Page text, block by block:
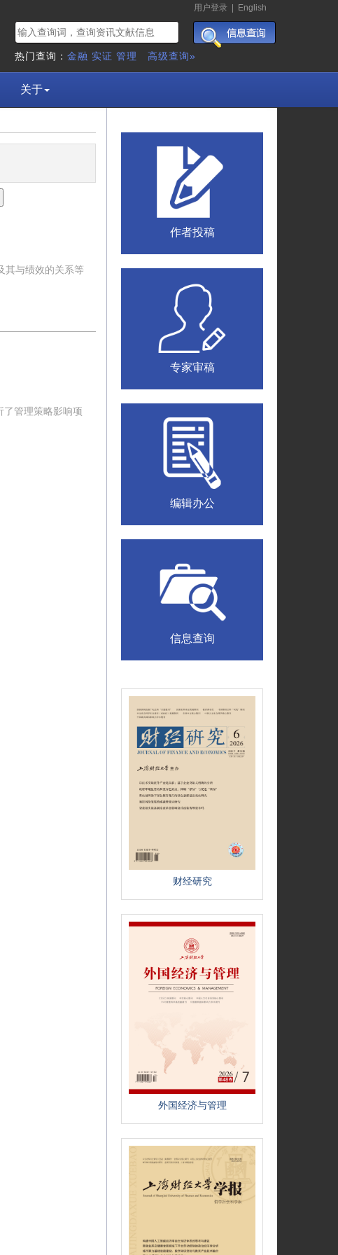
用户登录 English
热门查询： 金融 实证 管理 高级查询»
关于
其与绩效的关系等
了管理策略影响项
作者投稿
专家审稿
编辑办公
信息查询
财经研究
外国经济与管理